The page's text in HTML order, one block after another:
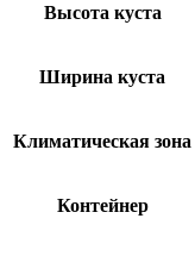
Высота куста
Ширина куста
Климатическая зона
Контейнер